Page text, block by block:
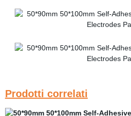
Prodotti correlati